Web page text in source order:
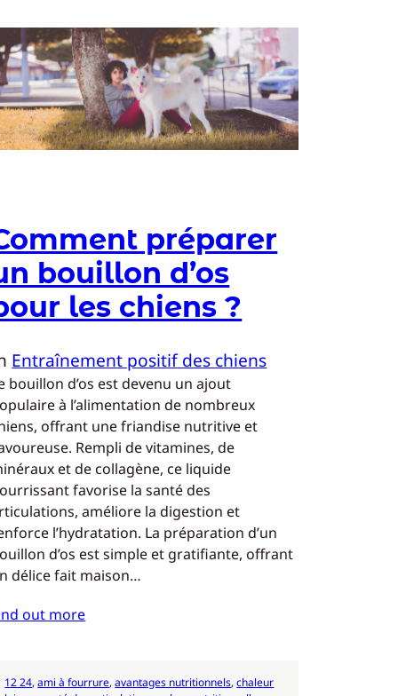
préparer
bouillon d’os
les chiens ?
Entraînement positif des chiens
bouillon d’os est devenu un ajout
à l’alimentation de nombreux
offrant une friandise nutritive et
Rempli de vitamines, de
et de collagène, ce liquide
favorise la santé des
améliore la digestion et
l’hydratation. La préparation d’un
d’os est simple et gratifiante, offrant
délice fait maison…
out more
12 24, ami à fourrure, avantages nutritionnels, chaleur